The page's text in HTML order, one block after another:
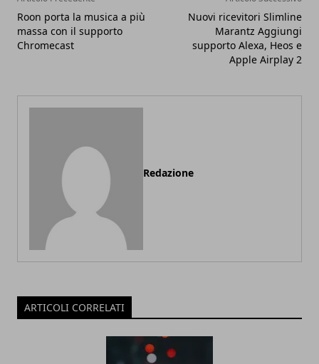
Roon porta la musica a più
massa con il supporto
Chromecast
Nuovi ricevitori Slimline
Marantz Aggiungi
supporto Alexa, Heos e
Apple Airplay 2
Redazione
ARTICOLI CORRELATI